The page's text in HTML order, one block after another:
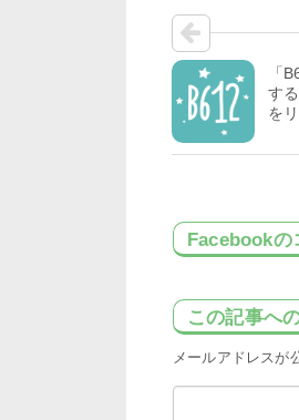
「
す
を
Facebookの
この記事へ
メールアドレスが